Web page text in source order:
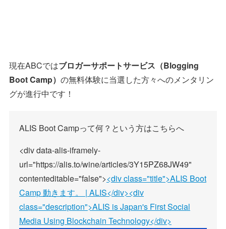
現在ABCではブロガーサポートサービス（Blogging
Boot Camp） の無料体験に当選した方々へのメンタリン
グが進行中です！
ALIS Boot Campって何？という方はこちらへ
<div data-alis-iframely-
url="https://alis.to/wine/articles/3Y15PZ68JW49"
contenteditable="false"><div class="title">ALIS Boot
Camp 動きます。 | ALIS</div><div
class="description">ALIS is Japan's First Social
Media Using Blockchain Technology</div>